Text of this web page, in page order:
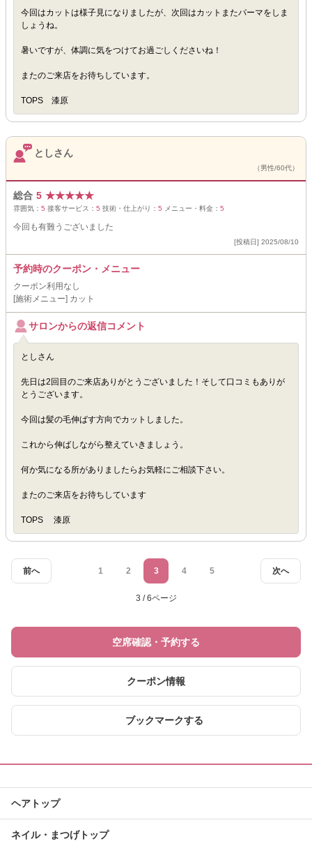
今回はカットは様子見になりましたが、次回はカットまたパーマをしま
しょうね。
暑いですが、体調に気をつけてお過ごしくださいね！
またのご来店をお待ちしています。
TOPS 漆原
としさん
（男性/60代）
総合 5 ★★★★★
雰囲気： 5 接客サービス： 5 技術・仕上がり： 5 メニュー・料金： 5
今回も有難うございました
[投稿日] 2025/08/10
予約時のクーポン・メニュー
クーポン利用なし
[施術メニュー] カット
サロンからの返信コメント
としさん
先日は2回目のご来店ありがとうございました！そして口コミもありが
とうございます。
今回は髪の毛伸ばす方向でカットしました。
これから伸ばしながら整えていきましょう。
何か気になる所がありましたらお気軽にご相談下さい。
またのご来店をお待ちしています
TOPS 漆原
前へ 次へ
1 2 3 4 5
3 / 6ページ
空席確認・予約する
クーポン情報
ブックマークする
ヘアトップ
ネイル・まつげトップ